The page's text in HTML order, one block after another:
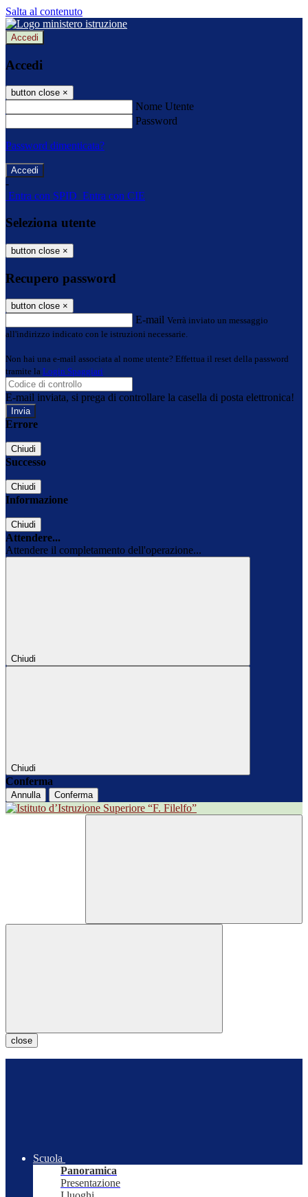
Salta al contenuto
Accedi
Accedi
button close ×
Nome Utente
Password
Password dimenticata?
-
Entra con SPID Entra con CIE
Seleziona utente
button close ×
Recupero password
button close ×
E-mail Verrà inviato un messaggio
all'indirizzo indicato con le istruzioni necessarie.
Non hai una e-mail associata al nome utente? Effettua il reset della password
tramite la Login Spaggiari
E-mail inviata, si prega di controllare la casella di posta elettronica!
Errore
Chiudi
Successo
Chiudi
Informazione
Chiudi
Attendere...
Attendere il completamento dell'operazione...
Chiudi
Chiudi
Conferma
Annulla Conferma
close
Scuola
Panoramica
Presentazione